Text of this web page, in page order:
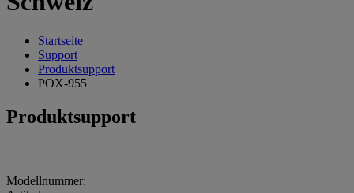
Startseite
Support
Produktsupport
POX-955
Produktsupport
Modellnummer: